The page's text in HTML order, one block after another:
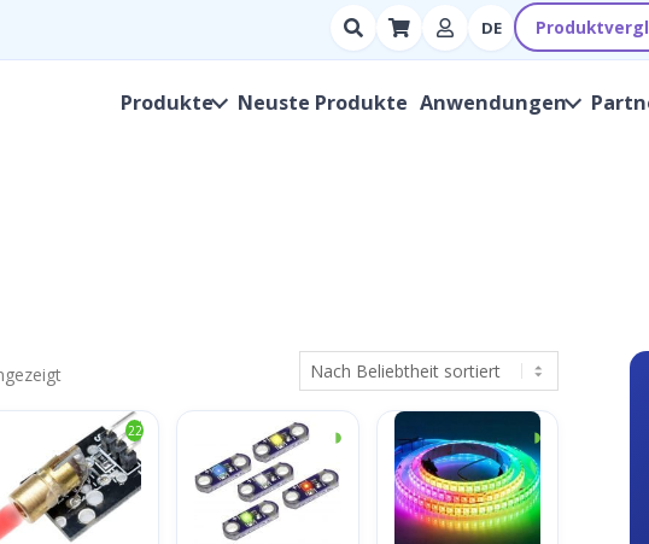
Suchen
nach
Hersteller,
DE
Produkte Neuste Produkte Anwendungen
Nach
Beliebtheit
sortiert
22 ◑ ◑